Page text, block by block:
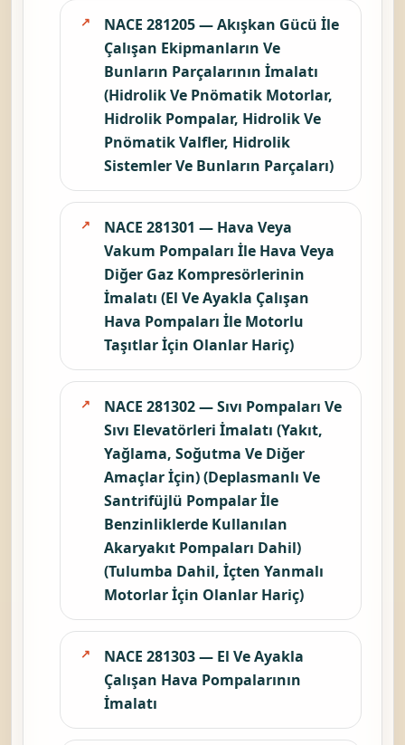
NACE 281205 — Akışkan Gücü İle
Çalışan Ekipmanların Ve
Bunların Parçalarının İmalatı
(Hidrolik Ve Pnömatik Motorlar,
Hidrolik Pompalar, Hidrolik Ve
Pnömatik Valfler, Hidrolik
Sistemler Ve Bunların Parçaları)
NACE 281301 — Hava Veya
Vakum Pompaları İle Hava Veya
Diğer Gaz Kompresörlerinin
İmalatı (El Ve Ayakla Çalışan
Hava Pompaları İle Motorlu
Taşıtlar İçin Olanlar Hariç)
NACE 281302 — Sıvı Pompaları Ve
Sıvı Elevatörleri İmalatı (Yakıt,
Yağlama, Soğutma Ve Diğer
Amaçlar İçin) (Deplasmanlı Ve
Santrifüjlü Pompalar İle
Benzinliklerde Kullanılan
Akaryakıt Pompaları Dahil)
(Tulumba Dahil, İçten Yanmalı
Motorlar İçin Olanlar Hariç)
NACE 281303 — El Ve Ayakla
Çalışan Hava Pompalarının
İmalatı